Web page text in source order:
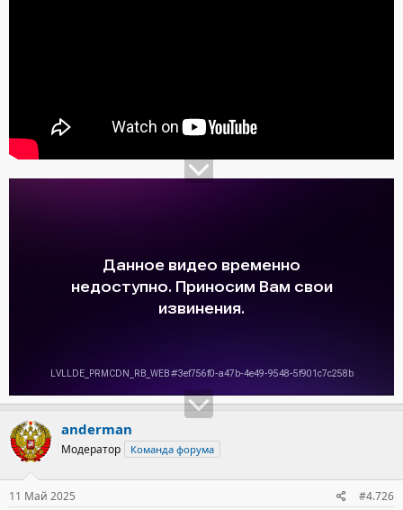
anderman
Модератор Команда форума
11 Май 2025 #4.726